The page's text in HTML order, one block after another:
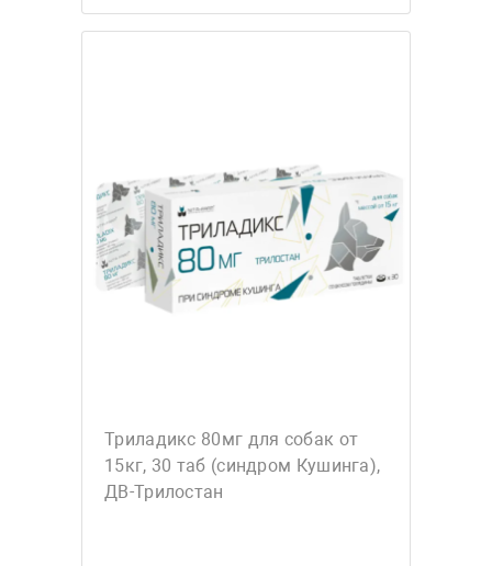
Триладикс 80мг для собак от
15кг, 30 таб (синдром Кушинга),
ДВ-Трилостан